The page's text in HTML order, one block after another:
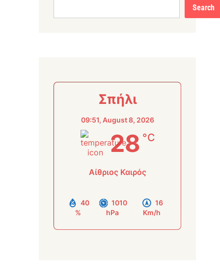
Search
Σπήλι
09:51, August 8, 2026
28 °C
Αίθριος Καιρός
40
%
1010
hPa
16
Km/h